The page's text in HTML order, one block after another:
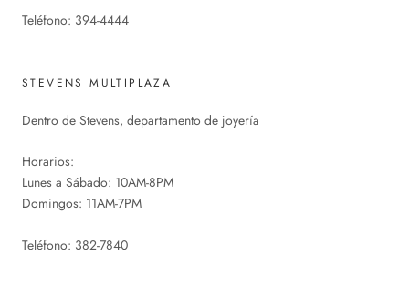
Teléfono: 394-4444
STEVENS MULTIPLAZA
Dentro de Stevens, departamento de joyería
Horarios:
Lunes a Sábado: 10AM-8PM
Domingos: 11AM-7PM
Teléfono: 382-7840